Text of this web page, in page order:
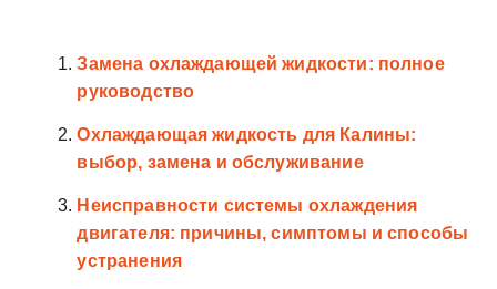
Замена охлаждающей жидкости: полное
руководство
Охлаждающая жидкость для Калины:
выбор, замена и обслуживание
Неисправности системы охлаждения
двигателя: причины, симптомы и способы
устранения